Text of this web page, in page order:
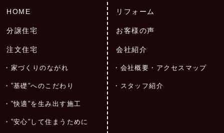
HOME
分譲住宅
注文住宅
家づくりのながれ
”基礎”へのこだわり
”快適”を生み出す施工
”安心”して住まうために
リフォーム
お客様の声
会社紹介
会社概要・アクセスマップ
スタッフ紹介